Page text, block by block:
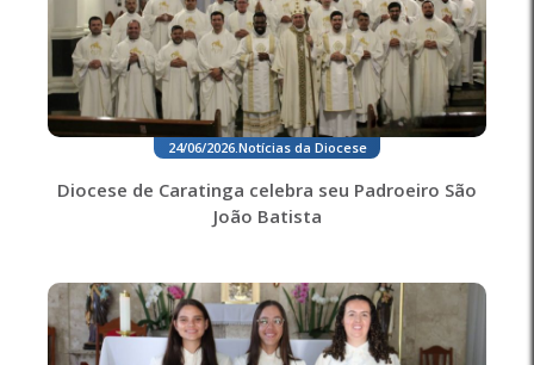
24/06/2026. Notícias da Diocese
Diocese de Caratinga celebra seu Padroeiro São
João Batista